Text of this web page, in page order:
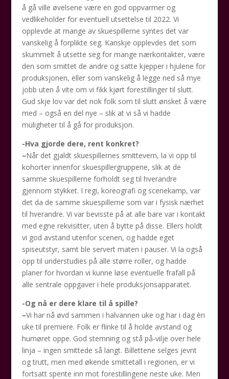
å gå ville øvelsene være en god oppvarmer og
vedlikeholder for eventuell utsettelse til 2022. Vi
opplevde at mange av skuespillerne syntes det var
vanskelig å forplikte seg. Kanskje opplevdes det som
skummelt å utsette seg for mange nærkontakter, være
den som smittet de andre og satte kjepper i hjulene for
produksjonen, eller som vanskelig å legge ned så mye
jobb uten å vite om vi fikk kjørt forestillinger til slutt.
Gud skje lov var det nok folk som til slutt ønsket å være
med – også en del nye – slik at vi så vi hadde
muligheter til å gå for produksjon.
-Hva gjorde dere, rent konkret?
–Når det gjaldt skuespillernes smittevern, la vi opp til
kohorter innenfor skuespillergruppene, slik at de
samme skuespillerne forholdt seg til hverandre
gjennom stykket. I regi, koreografi og scenekamp, var
det da de samme skuespillerne som var i fysisk nærhet
til hverandre. Vi var bevisste på at alle bare var i kontakt
med egne rekvisitter, uten å bytte på disse. Ellers holdt
vi god avstand utenfor scenen, og hadde eget
spiseutstyr, samt ble servert maten i pauser. Vi la også
opp til understudies på alle større roller, og hadde
planer for hvordan vi kunne løse eventuelle frafall på
alle sentrale oppgaver i hele produksjonsapparatet.
-Og nå er dere klare til å spille?
–Vi har nå øvd sammen i halvannen uke og har i dag èn
uke til premiere. Folk er flinke til å holde avstand og
humøret oppe. God stemning og stå på-vilje over hele
linja – ingen smittede så langt. Billettene selges jevnt
og trutt, men med økende smittetall i regionen, er vi
fortsatt spente inn mot forestillingene neste uke. Men